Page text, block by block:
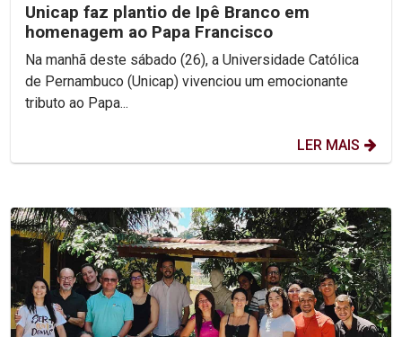
Unicap faz plantio de Ipê Branco em
homenagem ao Papa Francisco
Na manhã deste sábado (26), a Universidade Católica
de Pernambuco (Unicap) vivenciou um emocionante
tributo ao Papa...
LER MAIS